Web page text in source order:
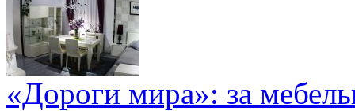
«Дороги мира»: за